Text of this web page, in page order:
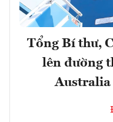
Tổng Bí thư,
lên đường
Australia